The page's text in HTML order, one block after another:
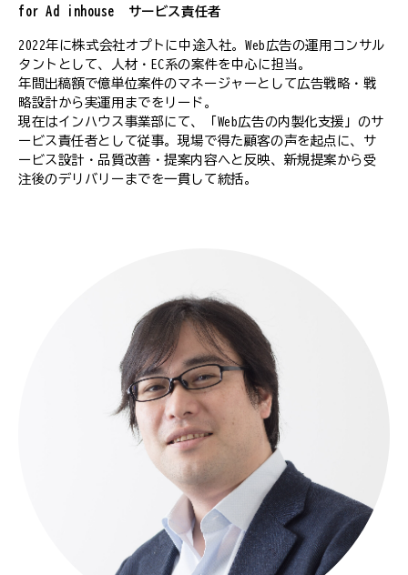
for Ad inhouse サービス責任者
2022年に株式会社オプトに中途入社。Web広告の運用コンサル
タントとして、人材・EC系の案件を中心に担当。
年間出稿額で億単位案件のマネージャーとして広告戦略・戦
略設計から実運用までをリード。
現在はインハウス事業部にて、「Web広告の内製化支援」のサ
ービス責任者として従事。現場で得た顧客の声を起点に、サ
ービス設計・品質改善・提案内容へと反映、新規提案から受
注後のデリバリーまでを一貫して統括。